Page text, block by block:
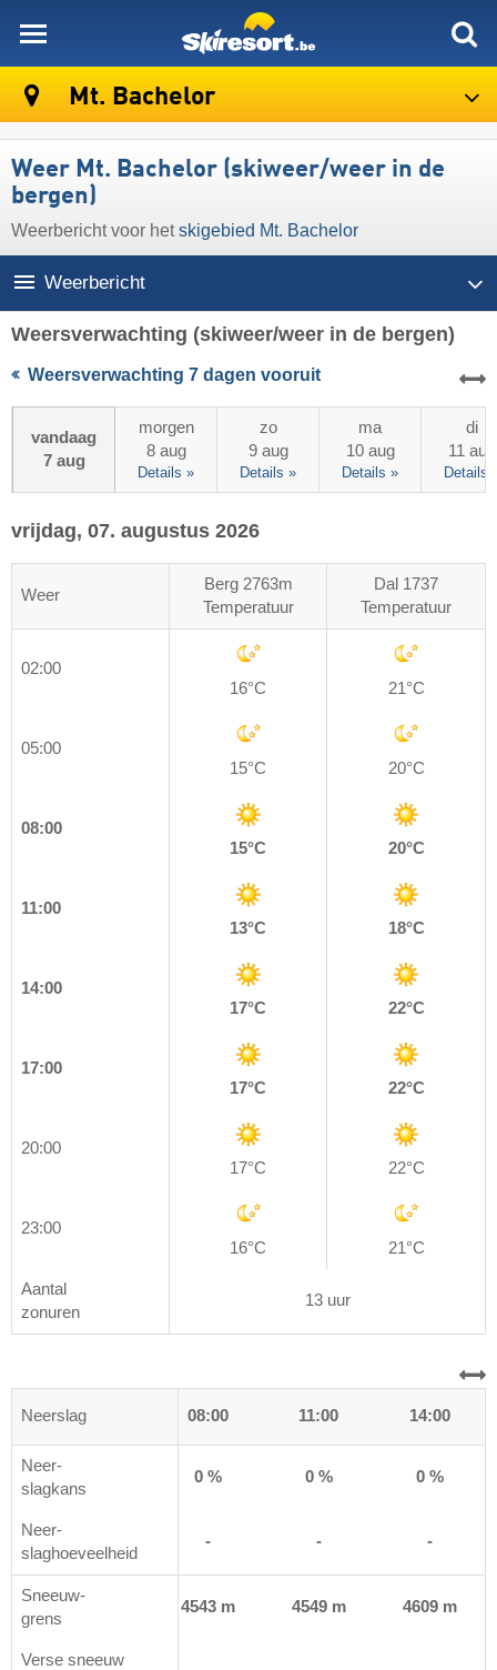
Mt. Bachelor
Weer Mt. Bachelor (skiweer/weer in de
bergen)
Weerbericht voor hetskigebied Mt. Bachelor
Weerbericht
Weersverwachting (skiweer/weer in de bergen)
Weersverwachting 7 dagen vooruit
vandaag
7 aug
morgen
8 aug
Details »
zo
9 aug
Details »
ma
10 aug
Details »
di
11 aug
Details
vrijdag, 07. augustus 2026
Weer
Berg 2763m
Temperatuur
Dal 1737
Temperatuur
02:00
16°C
21°C
05:00
15°C
20°C
08:00
15°C
20°C
11:00
13°C
18°C
14:00
17°C
22°C
17:00
17°C
22°C
20:00
17°C
22°C
23:00
16°C
21°C
Aantal
zonuren
13 uur
Neerslag05:00 08:00 11:00 14:00
Neer-
slagkans
0 % 0 % 0 %
Neer-
slaghoeveelheid
- - -
Sneeuw-
grens
4619 m 4543 m 4549 m 4609 m
Verse sneeuw